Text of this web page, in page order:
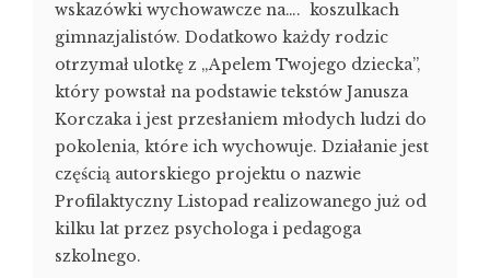
wskazówki wychowawcze na…. koszulkach
gimnazjalistów. Dodatkowo każdy rodzic
otrzymał ulotkę z „Apelem Twojego dziecka”,
który powstał na podstawie tekstów Janusza
Korczaka i jest przesłaniem młodych ludzi do
pokolenia, które ich wychowuje. Działanie jest
częścią autorskiego projektu o nazwie
Profilaktyczny Listopad realizowanego już od
kilku lat przez psychologa i pedagoga
szkolnego.